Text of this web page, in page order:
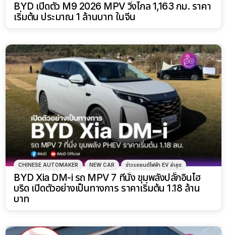
BYD เปิดตัว M9 2026 MPV วิ่งไกล 1,163 กม. ราคา
เริ่มต้น ประมาณ 1 ล้านบาท ในจีน
CHINESE AUTOMAKER NEW CAR ข่าวรถยนต์ไฟฟ้า EV ล่าสุด
BYD Xia DM-i รถ MPV 7 ที่นั่ง ขุมพลังปลั๊กอินไฮ
บริด เปิดตัวอย่างเป็นทางการ ราคาเริ่มต้น 1.18 ล้าน
บาท